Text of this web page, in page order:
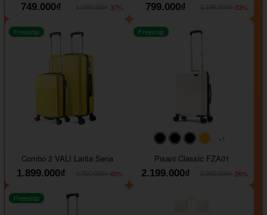
749.000₫
-37%
799.000₫
-33%
Freeship
Combo 2 VALI Larita Sena
1.899.000₫
-60%
#000000#000000#000000
+1
Freeship
Pisani Classic FZA01
2.199.000₫
-26%
Freeship